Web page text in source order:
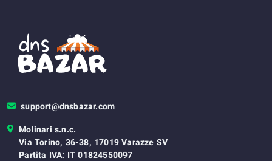
support@dnsbazar.com
Molinari s.n.c.
Via Torino, 36-38, 17019 Varazze SV
Partita IVA: IT 01824550097